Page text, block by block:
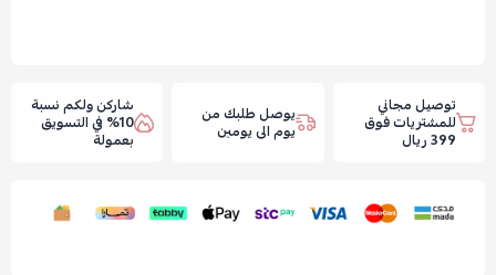
توصيل مجاني
للمشتريات فوق
399 ريال
يوصل طلبك من
يوم الى يومين
شاركن ولكم نسبة
10% في التسويق
بعمولة